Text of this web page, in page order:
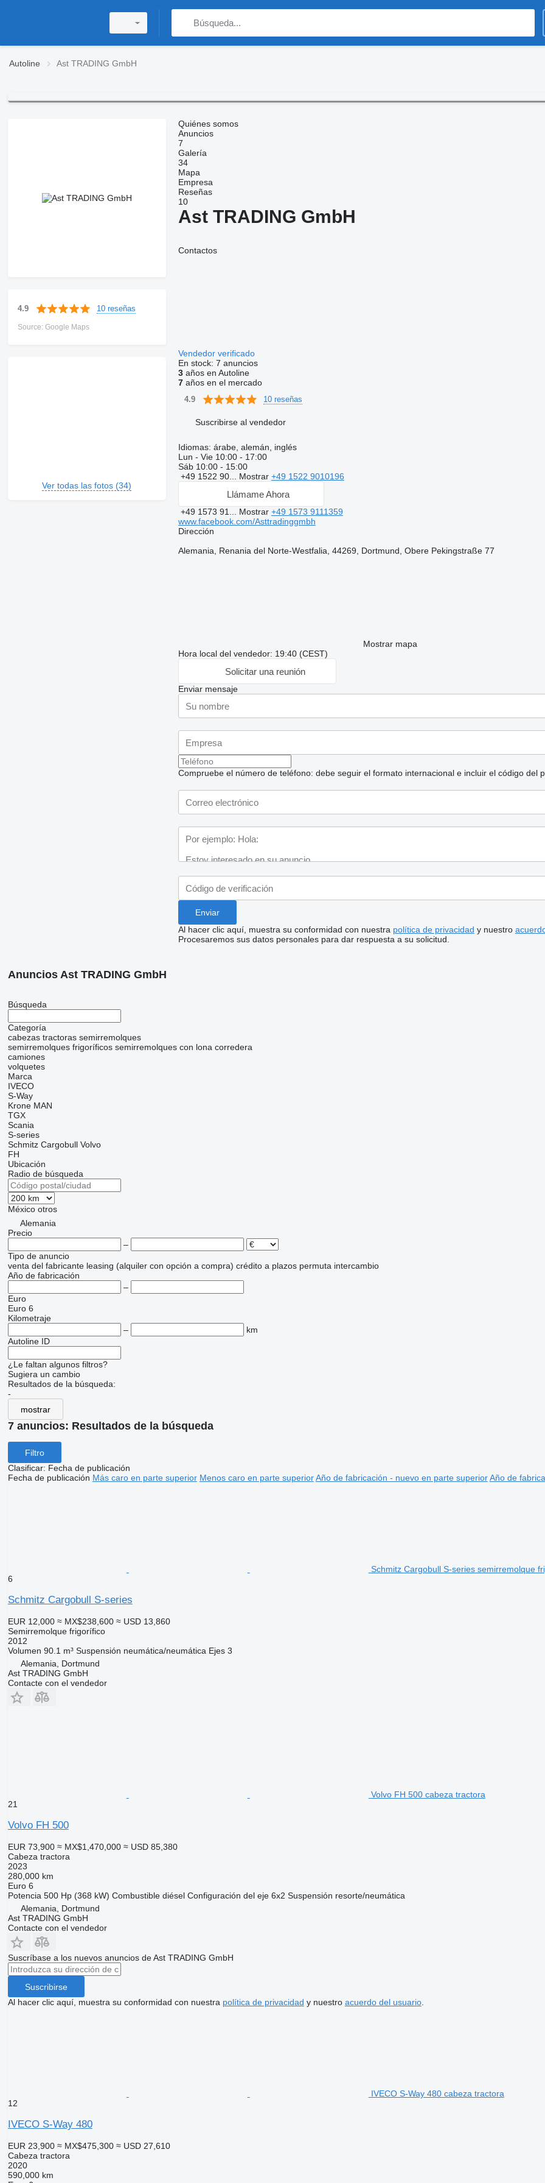
Autoline Ast TRADING GmbH
4.9 10 reseñas
Source: Google Maps
Ver todas las fotos (34)
Quiénes somos
Anuncios
7
Galería
34
Mapa
Empresa
Reseñas
10
Ast TRADING GmbH
Contactos
Vendedor verificado
En stock: 7 anuncios
3años en Autoline
7años en el mercado
4.9 10 reseñas
Suscribirse al vendedor
Idiomas: árabe, alemán, inglés
Lun - Vie 10:00 - 17:00
Sáb 10:00 - 15:00
+49 1522 90... Mostrar +49 1522 9010196
Llámame Ahora
+49 1573 91... Mostrar +49 1573 9111359
www.facebook.com/Asttradinggmbh
Dirección
Alemania, Renania del Norte-Westfalia, 44269, Dortmund, Obere Pekingstraße 77
Mostrar mapa
Hora local del vendedor: 19:40 (CEST)
Solicitar una reunión
Enviar mensaje
Compruebe el número de teléfono: debe seguir el formato internacional e incluir el código del
Al hacer clic aquí, muestra su conformidad con nuestra política de privacidad y nuestro
Procesaremos sus datos personales para dar respuesta a su solicitud.
Anuncios Ast TRADING GmbH
Búsqueda
Categoría
cabezas tractoras semirremolques
semirremolques frigoríficos semirremolques con lona corredera
camiones
volquetes
Marca
IVECO
S-Way
Krone MAN
TGX
Scania
S-series
Schmitz Cargobull Volvo
FH
Ubicación
Radio de búsqueda
México otros
Alemania
Precio
–
Tipo de anuncio
venta del fabricante leasing (alquiler con opción a compra) crédito a plazos permuta intercambio
Año de fabricación
–
Euro
Euro 6
Kilometraje
–
km
Autoline ID
¿Le faltan algunos filtros?
Sugiera un cambio
Resultados de la búsqueda:
-
mostrar
7 anuncios: Resultados de la búsqueda
Filtro
Clasificar: Fecha de publicación
Fecha de publicación Más caro en parte superior Menos caro en parte superior Año de fabricación - nuevo en parte superior Año de
Schmitz Cargobull S-series semirremolque
6
Schmitz Cargobull S-series
EUR 12,000 ≈ MX$238,600 ≈ USD 13,860
Semirremolque frigorífico
2012
Volumen 90.1 m³ Suspensión neumática/neumática Ejes 3
Alemania, Dortmund
Ast TRADING GmbH
Contacte con el vendedor
Volvo FH 500 cabeza tractora
21
Volvo FH 500
EUR 73,900 ≈ MX$1,470,000 ≈ USD 85,380
Cabeza tractora
2023
280,000 km
Euro 6
Potencia 500 Hp (368 kW) Combustible diésel Configuración del eje 6x2 Suspensión resorte/neumática
Alemania, Dortmund
Ast TRADING GmbH
Contacte con el vendedor
Suscríbase a los nuevos anuncios de Ast TRADING GmbH
Suscribirse
Al hacer clic aquí, muestra su conformidad con nuestra política de privacidad y nuestro acuerdo del usuario.
IVECO S-Way 480 cabeza tractora
12
IVECO S-Way 480
EUR 23,900 ≈ MX$475,300 ≈ USD 27,610
Cabeza tractora
2020
590,000 km